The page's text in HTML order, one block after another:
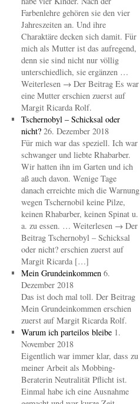
Farbenlehre gehören sie den vier
Jahreszeiten an. Und ihre
Charaktäre decken sich damit. Für
mich als Mutter ist das aufregend,
denn sie sind nicht nur völlig
unterschiedlich, sie ergänzen …
Weiterlesen → Der Beitrag Es war
eine Mutter erschien zuerst auf
Margit Ricarda Rolf.
Tschernobyl – Schicksal oder
nicht? 26. Dezember 2018
Für mich war das speziell. Ich war
schwanger und liebte Rhabarber.
Wir hatten ihn im Garten und ich
aß auch davon. Wenige Tage
danach erreichte mich die Warnung
wegen Tschernobil keine Pilze,
keinen Rhabarber, keinen Spinat u.
a. zu essen. … Weiterlesen → Der
Beitrag Tschernobyl – Schicksal
oder nicht? erschien zuerst auf
Margit Ricarda […]
Mein Grundeinkommen 6.
Dezember 2018
Das ist doch mal toll. Der Beitrag
Mein Grundeinkommen erschien
zuerst auf Margit Ricarda Rolf.
Warum ich parteilos bleibe 1.
November 2018
Eigentlich war immer klar, dass zu
meiner Arbeit als Mobbing-
Beraterin Neutralität Pflicht ist.
Einmal habe ich eine Ausnahme